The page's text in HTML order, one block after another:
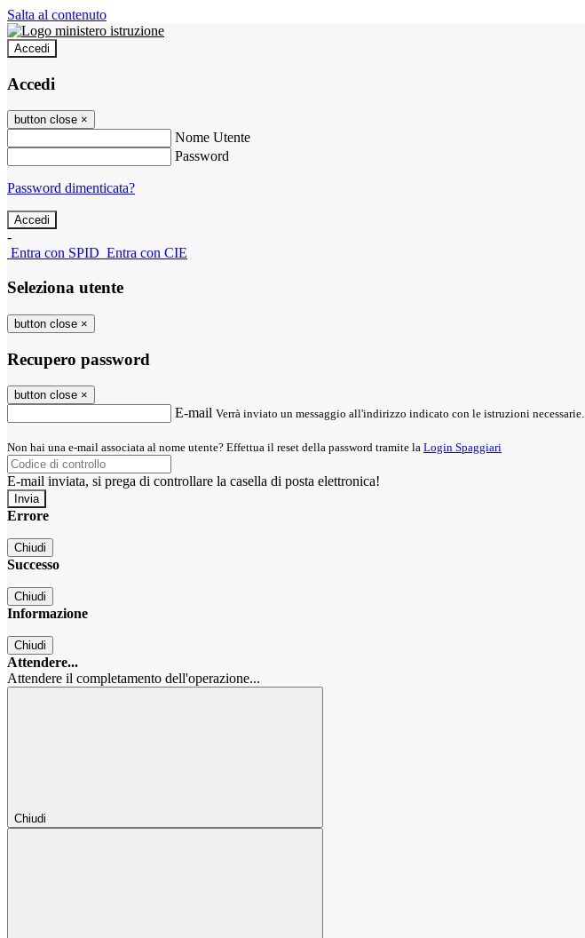
Salta al contenuto
Accedi
Accedi
button close ×
Nome Utente
Password
Password dimenticata?
-
Entra con SPID Entra con CIE
Seleziona utente
button close ×
Recupero password
button close ×
E-mail Verrà inviato un messaggio all'indirizzo indicato con le istruzioni necessarie.
Non hai una e-mail associata al nome utente? Effettua il reset della password tramite la Login Spaggiari
E-mail inviata, si prega di controllare la casella di posta elettronica!
Errore
Chiudi
Successo
Chiudi
Informazione
Chiudi
Attendere...
Attendere il completamento dell'operazione...
Chiudi